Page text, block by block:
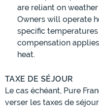
are reliant on
Owners will operate
specific temperatures
compensation
heat.
TAXE DE SÉJOUR
Le cas échéant, Pure
verser les taxes de